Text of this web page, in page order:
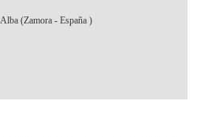
(Zamora - España )